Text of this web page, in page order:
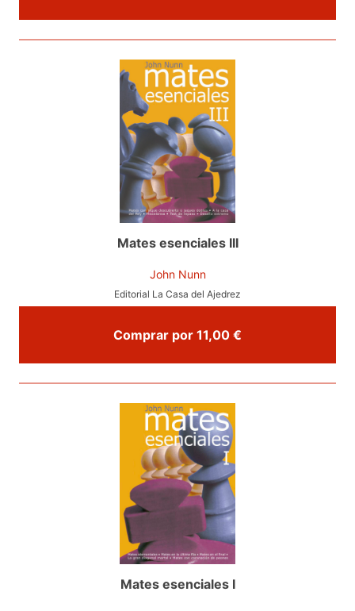
Mates esenciales III
John Nunn
Editorial La Casa del Ajedrez
Comprar por 11,00 €
Mates esenciales I